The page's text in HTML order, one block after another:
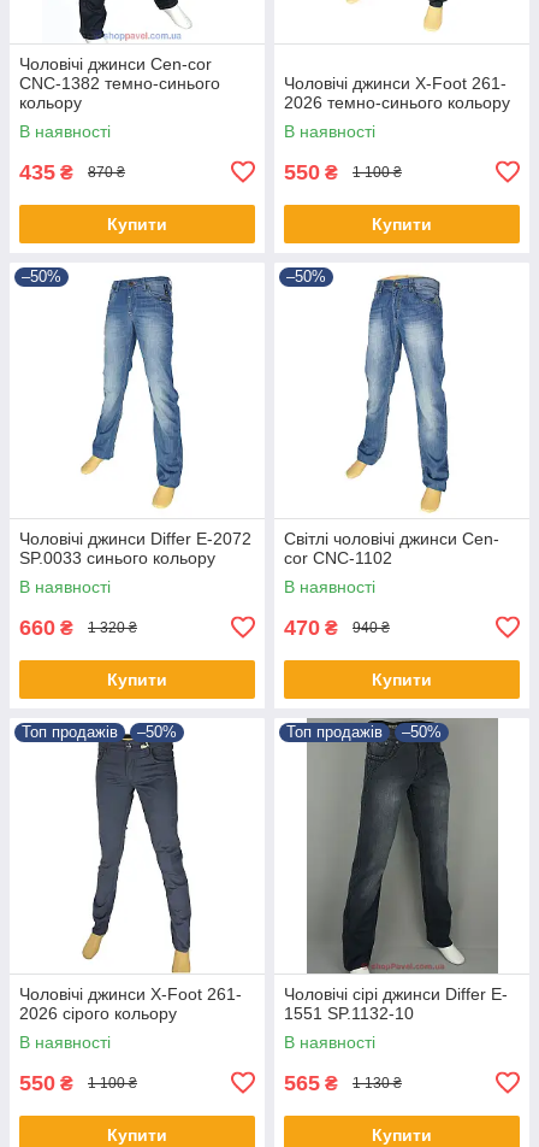
Чоловічі джинси Cen-cor
CNC-1382 темно-синього
кольору
В наявності
435 ₴ 870 ₴
Купити
Чоловічі джинси X-Foot 261-
2026 темно-синього кольору
В наявності
550 ₴ 1 100 ₴
Купити
–50%
Чоловічі джинси Differ E-2072
SP.0033 синього кольору
В наявності
660 ₴ 1 320 ₴
Купити
–50%
Світлі чоловічі джинси Cen-
cor CNC-1102
В наявності
470 ₴ 940 ₴
Купити
Топ продажів –50%
Чоловічі джинси X-Foot 261-
2026 сірого кольору
В наявності
550 ₴ 1 100 ₴
Купити
Топ продажів –50%
Чоловічі сірі джинси Differ E-
1551 SP.1132-10
В наявності
565 ₴ 1 130 ₴
Купити